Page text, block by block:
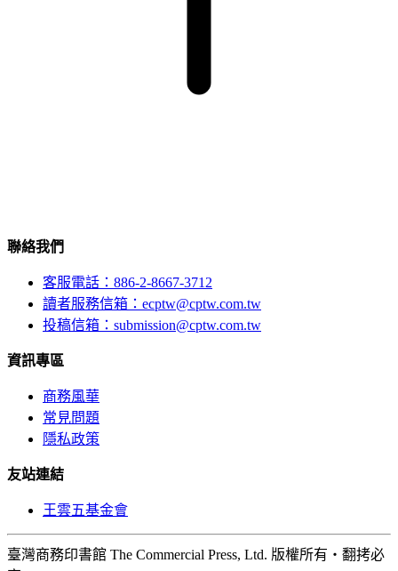
聯絡我們
客服電話：886-2-8667-3712
讀者服務信箱：ecptw@cptw.com.tw
投稿信箱： submission@cptw.com.tw
資訊專區
商務風華
常見問題
隱私政策
友站連結
王雲五基金會
臺灣商務印書館 The Commercial Press, Ltd. 版權所有‧翻拷必